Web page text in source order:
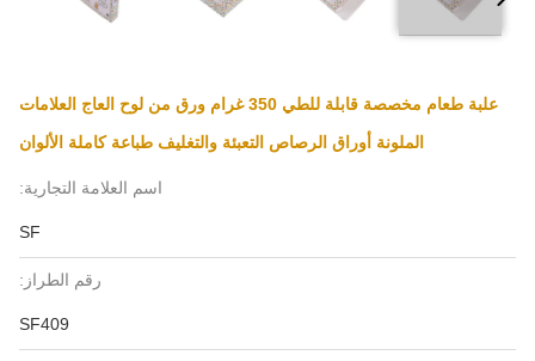
علبة طعام مخصصة قابلة للطي 350 غرام ورق من لوح العاج العلامات
الملونة أوراق الرصاص التعبئة والتغليف طباعة كاملة الألوان
اسم العلامة التجارية:
SF
رقم الطراز:
SF409